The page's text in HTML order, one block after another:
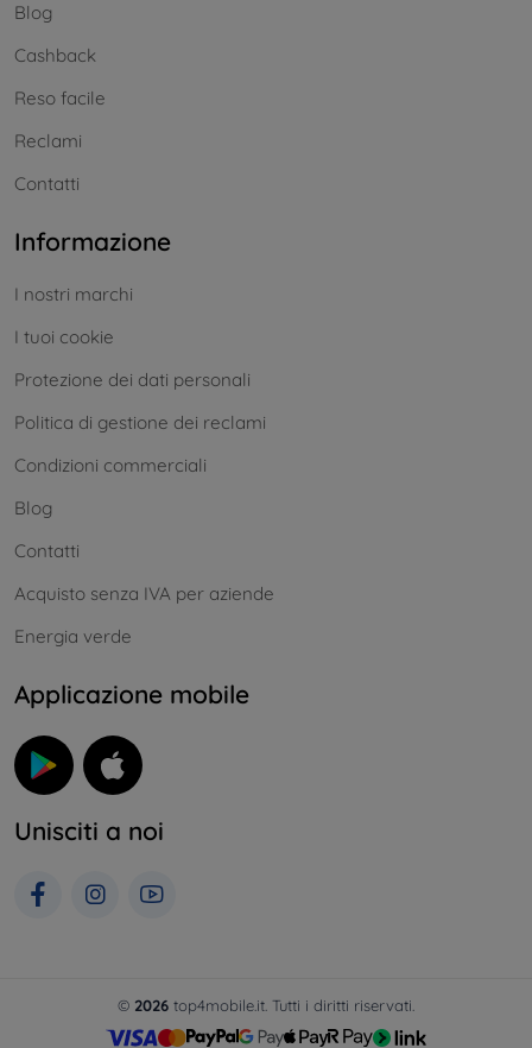
Blog
Cashback
Reso facile
Reclami
Contatti
Informazione
I nostri marchi
I tuoi cookie
Protezione dei dati personali
Politica di gestione dei reclami
Condizioni commerciali
Blog
Contatti
Acquisto senza IVA per aziende
Energia verde
Applicazione mobile
Unisciti a noi
© 2026 top4mobile.it. Tutti i diritti riservati.